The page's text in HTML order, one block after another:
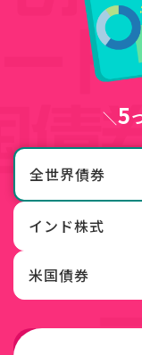
5
全世界債券
インド株式
米国債券